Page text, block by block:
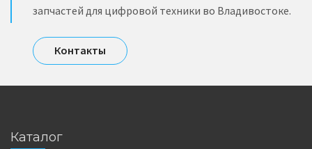
запчастей для цифровой техники во Владивостоке.
Контакты
Каталог